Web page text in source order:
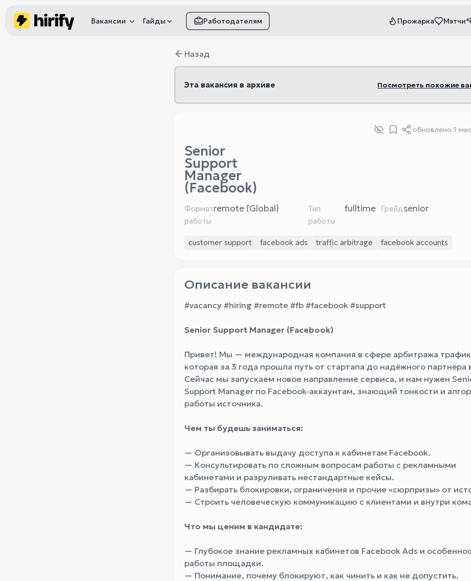
Вакансии Гайды Работодателям Прожарка Мэтчи
Назад
Эта вакансия в архиве Посмотреть похожие
обновлено 1
Senior
Support
Manager
(Facebook)
Формат
работы
remote (Global)
Тип
работы
fulltime Грейдsenior
customer support facebook ads traffic arbitrage facebook accounts
Описание вакансии
#vacancy #hiring #remote #fb #facebook #support
Senior Support Manager (Facebook)
Привет! Мы — международная компания в сфере арбитража
которая за 3 года прошла путь от стартапа до надёжного партнёра
Сейчас мы запускаем новое направление сервиса, и нам нужен
Support Manager по Facebook‑аккаунтам, знающий тонкости и
работы источника.
Чем ты будешь заниматься:
— Организовывать выдачу доступа к кабинетам Facebook.
— Консультировать по сложным вопросам работы с рекламными
кабинетами и разруливать нестандартные кейсы.
— Разбирать блокировки, ограничения и прочие «сюрпризы» от
— Строить человеческую коммуникацию с клиентами и внутри
Что мы ценим в кандидате:
— Глубокое знание рекламных кабинетов Facebook Ads и
работы площадки.
— Понимание, почему блокируют, как чинить и как не допустить.